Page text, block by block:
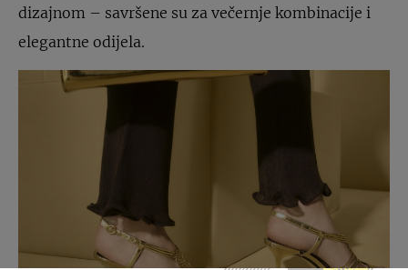
dizajnom – savršene su za večernje kombinacije i
elegantne odijela.